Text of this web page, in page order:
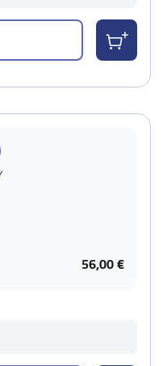
56,00 €